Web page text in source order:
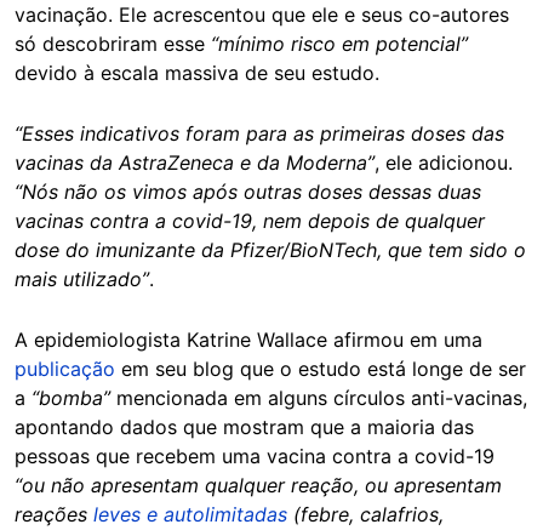
vacinação. Ele acrescentou que ele e seus co-autores
só descobriram esse “mínimo risco em potencial”
devido à escala massiva de seu estudo.
“Esses indicativos foram para as primeiras doses das
vacinas da AstraZeneca e da Moderna”, ele adicionou.
“Nós não os vimos após outras doses dessas duas
vacinas contra a covid-19, nem depois de qualquer
dose do imunizante da Pfizer/BioNTech, que tem sido o
mais utilizado”.
A epidemiologista Katrine Wallace afirmou em uma
publicação em seu blog que o estudo está longe de ser
a “bomba”mencionada em alguns círculos anti-vacinas,
apontando dados que mostram que a maioria das
pessoas que recebem uma vacina contra a covid-19
“ou não apresentam qualquer reação, ou apresentam
reações leves e autolimitadas (febre, calafrios,